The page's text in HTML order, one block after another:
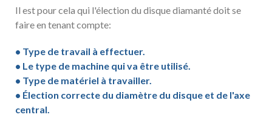
Il est pour cela qui l'élection du disque diamanté doit se
faire en tenant compte:
• Type de travail à effectuer.
• Le type de machine qui va être utilisé.
• Type de matériel à travailler.
• Élection correcte du diamètre du disque et de l'axe
central.